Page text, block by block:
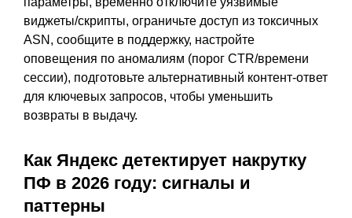
виджеты/скрипты, ограничьте доступ из токсичных
ASN, сообщите в поддержку, настройте
оповещения по аномалиям (порог CTR/времени
сессии), подготовьте альтернативный контент-ответ
для ключевых запросов, чтобы уменьшить
возвраты в выдачу.
Как Яндекс детектирует накрутку
ПФ в 2026 году: сигналы и
паттерны